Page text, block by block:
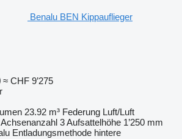
Benalu BEN Kippauflieger
≈ CHF 9’275
23.92 m³ Federung Luft/Luft
Achsenanzahl 3Aufsattelhöhe 1’250 mm
Entladungsmethode hintere